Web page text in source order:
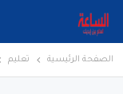
الصفحة الرئيسية تعليم